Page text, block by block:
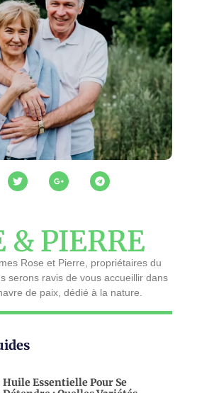
& PIERRE
Rose et Pierre, propriétaires du
serons ravis de vous accueillir dans
de paix, dédié à la nature.
Huile Essentielle Pour Se